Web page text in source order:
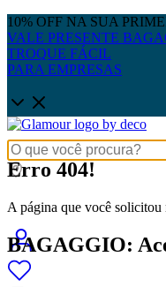
10% OFF NA SUA
VALE PRESENTE
TROQUE FÁCIL
PARA EMPRESAS
Erro 404!
A página que você solicitou
BAGAGGIO: